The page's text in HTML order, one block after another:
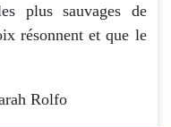
plus sauvages de
résonnent et que le
Rolfo